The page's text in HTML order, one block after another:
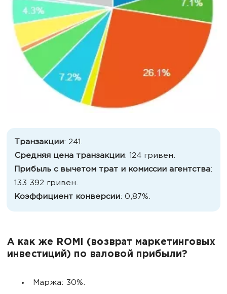
Транзакции: 241.
Средняя цена транзакции: 124 гривен.
Прибыль с вычетом трат и комиссии агентства:
133 392 гривен.
Коэффициент конверсии: 0,87%.
А как же ROMI (возврат маркетинговых
инвестиций) по валовой прибыли?
Маржа: 30%.